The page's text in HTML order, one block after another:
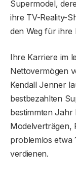
Supermodel,
ihre TV-Reality-
den Weg für ihre
Ihre Karriere im
Nettovermögen
Kendall Jenner
bestbezahlten
bestimmten Jahr
Modelverträgen,
problemlos etwa
verdienen.